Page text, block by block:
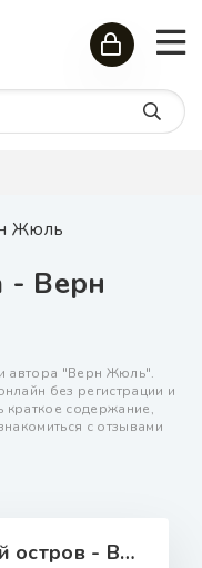
Жюль
- Верн
автора "Верн Жюль".
без регистрации и
краткое содержание,
с отзывами
Таинственный остров - Верн Жюль